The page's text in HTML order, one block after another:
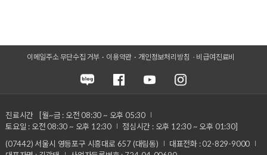
이메일주소 무단수집 거부 이용약관 개인정보처리방침 비급여진료비
진료시간
[월~금 : 오전 08:30 ~ 오후 05:30
토요일 : 오전 08:30 ~ 오후 12:30
점심시간 : 오후 12:30 ~ 오후 01:30]
(07442) 서울시 영등포구 시흥대로 657 (대림동)
대표전화 : 02-829-9000